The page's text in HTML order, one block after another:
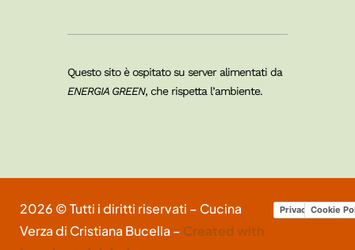
Questo sito è ospitato su server alimentati da
ENERGIA GREEN, che rispetta l’ambiente.
2026 © Tutti i diritti riservati – Cucina
Verza di Cristiana Bucella – Created with
Privacy Policy
Cookie